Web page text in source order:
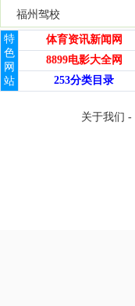
福州驾校
特
色
网
站
体育资讯新闻网
8899电影大全网
253分类目录
关于我们 -